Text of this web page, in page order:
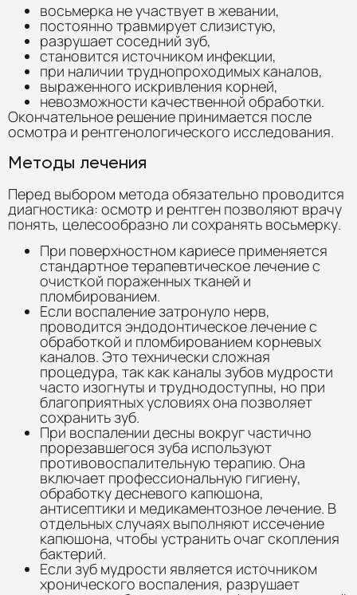
восьмерка не участвует в жевании,
постоянно травмирует слизистую,
разрушает соседний зуб,
становится источником инфекции,
при наличии труднопроходимых каналов,
выраженного искривления корней,
невозможности качественной обработки.
Окончательное решение принимается после
осмотра и рентгенологического исследования.
Методы лечения
Перед выбором метода обязательно проводится
диагностика: осмотр и рентген позволяют врачу
понять, целесообразно ли сохранять восьмерку.
При поверхностном кариесе применяется
стандартное терапевтическое лечение с
очисткой пораженных тканей и
пломбированием.
Если воспаление затронуло нерв,
проводится эндодонтическое лечение с
обработкой и пломбированием корневых
каналов. Это технически сложная
процедура, так как каналы зубов мудрости
часто изогнуты и труднодоступны, но при
благоприятных условиях она позволяет
сохранить зуб.
При воспалении десны вокруг частично
прорезавшегося зуба используют
противовоспалительную терапию. Она
включает профессиональную гигиену,
обработку десневого капюшона,
антисептики и медикаментозное лечение. В
отдельных случаях выполняют иссечение
капюшона, чтобы устранить очаг скопления
бактерий.
Если зуб мудрости является источником
хронического воспаления, разрушает